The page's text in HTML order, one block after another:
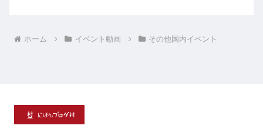
ホーム イベント動画 その他国内イベント